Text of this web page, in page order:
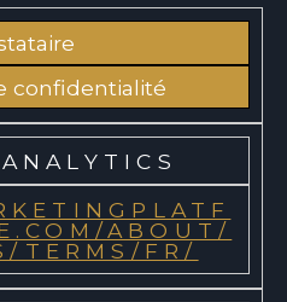
confidentialité
ABOUT/
TERMS/FR/